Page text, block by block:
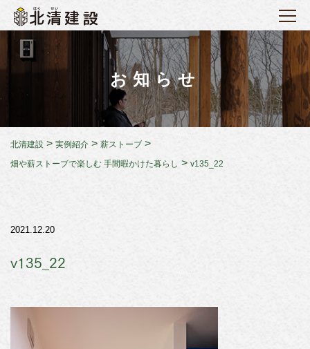
お知らせ
北清建設 > 実例紹介 > 薪ストーブ >
畑や薪ストーブで楽しむ 手間暇かけた暮らし > v135_22
2021.12.20
v135_22